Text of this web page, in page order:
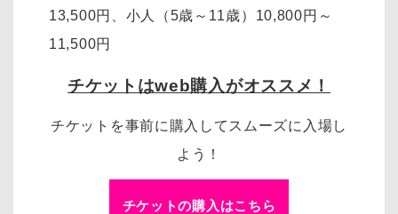
13,500円、小人（5歳～11歳）10,800円～
11,500円
チケットはweb購入がオススメ！
チケットを事前に購入してスムーズに入場し
よう！
チケットの購入はこちら